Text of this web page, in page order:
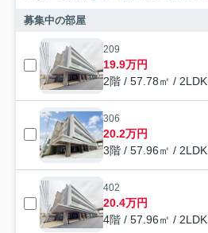
募集中の部屋
209
19.9万円
2階 / 57.78㎡ / 2LDK
306
20.2万円
3階 / 57.96㎡ / 2LDK
402
20.4万円
4階 / 57.96㎡ / 2LDK